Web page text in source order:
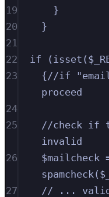
19
}
20
}
21
22
if
23
{//if
proceed
24
25
//check if
invalid
26
$mailcheck
27
// ...